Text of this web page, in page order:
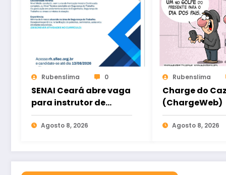
Rubenslima 0
SENAI Ceará abre vaga
para instrutor de
Segurança do
Trabalho em Sobral
Agosto 8, 2026
Rubenslima
Charge do
(ChargeWeb)
Agosto 8, 2026